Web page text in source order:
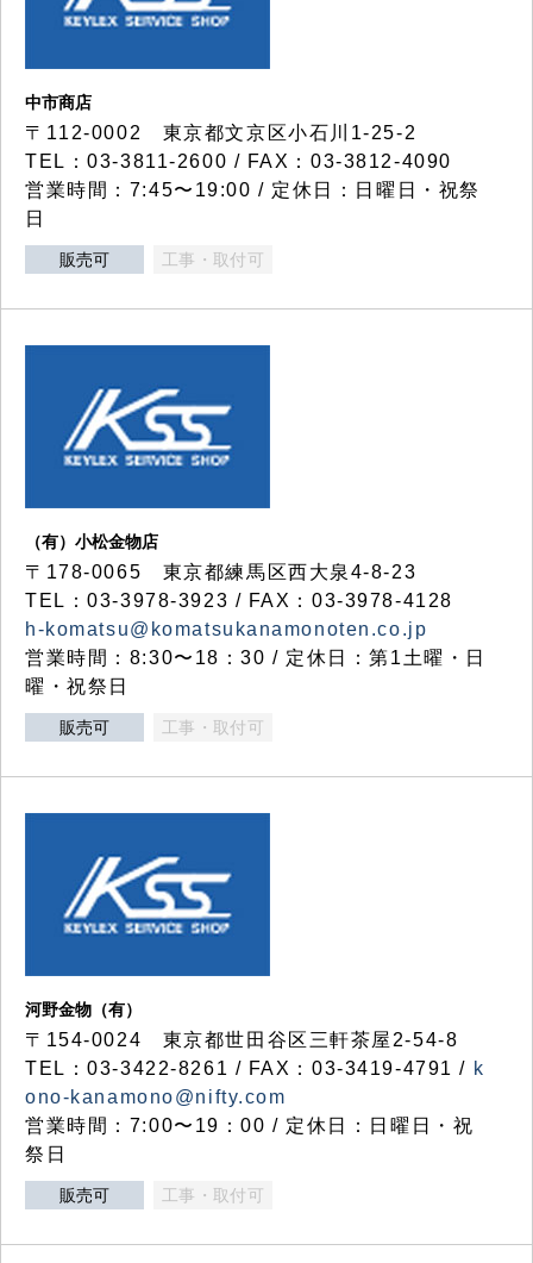
中市商店
〒112-0002 東京都文京区小石川1-25-2
TEL：03-3811-2600 / FAX：03-3812-4090
営業時間：7:45〜19:00 / 定休日：日曜日・祝祭
日
販売可 工事・取付可
（有）小松金物店
〒178-0065 東京都練馬区西大泉4-8-23
TEL：03-3978-3923 / FAX：03-3978-4128
h-komatsu@komatsukanamonoten.co.jp
営業時間：8:30〜18：30 / 定休日：第1土曜・日
曜・祝祭日
販売可 工事・取付可
河野金物（有）
〒154-0024 東京都世田谷区三軒茶屋2-54-8
TEL：03-3422-8261 / FAX：03-3419-4791 / k
ono-kanamono@nifty.com
営業時間：7:00〜19：00 / 定休日：日曜日・祝
祭日
販売可 工事・取付可